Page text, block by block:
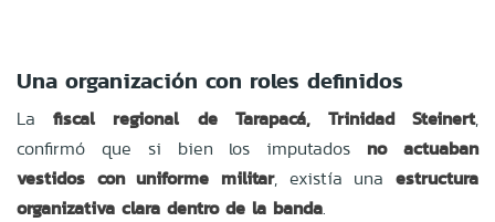
Una organización con roles definidos
Lafiscal regional de Tarapacá, Trinidad Steinert,
confirmó que si bien los imputados no actuaban
vestidos con uniforme militar, existía una estructura
organizativa clara dentro de la banda.